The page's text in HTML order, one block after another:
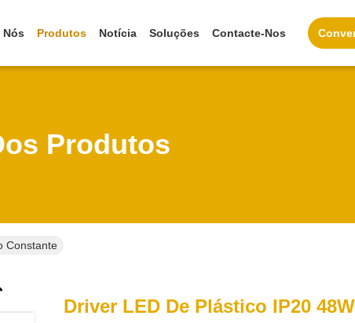
Nós Produtos Notícia Soluções Contacte-Nos
Produtos
Constante
Driver LED De Plástico IP20